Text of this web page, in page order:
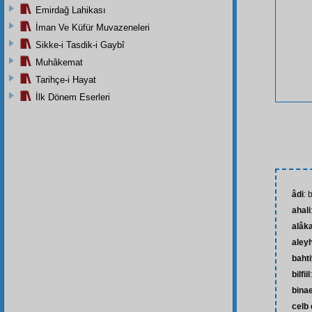
âdi:
ahali
bilfiil
celb
Emirdağ Lahikası
İman Ve Küfür Muvazeneleri
Sikke-i Tasdik-i Gaybî
Muhâkemat
Tarihçe-i Hayat
İlk Dönem Eserleri